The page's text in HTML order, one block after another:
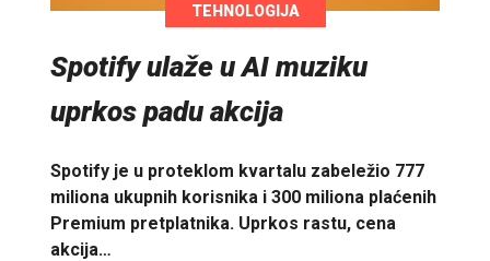
TEHNOLOGIJA
Spotify ulaže u AI muziku
uprkos padu akcija
Spotify je u proteklom kvartalu zabeležio 777
miliona ukupnih korisnika i 300 miliona plaćenih
Premium pretplatnika. Uprkos rastu, cena
akcija…